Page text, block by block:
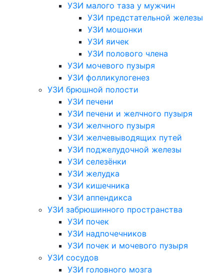
УЗИ малого таза у мужчин
УЗИ предстательной железы
УЗИ мошонки
УЗИ яичек
УЗИ полового члена
УЗИ мочевого пузыря
УЗИ фолликулогенез
УЗИ брюшной полости
УЗИ печени
УЗИ печени и желчного пузыря
УЗИ желчного пузыря
УЗИ желчевыводящих путей
УЗИ поджелудочной железы
УЗИ селезёнки
УЗИ желудка
УЗИ кишечника
УЗИ аппендикса
УЗИ забрюшинного пространства
УЗИ почек
УЗИ надпочечников
УЗИ почек и мочевого пузыря
УЗИ сосудов
УЗИ головного мозга